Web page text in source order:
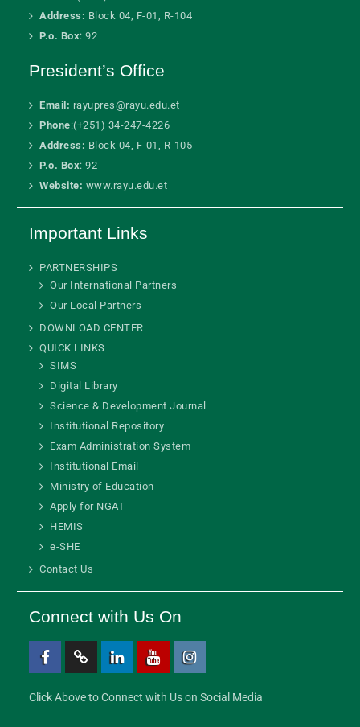
Address: Block 04, F-01, R-104
P.o. Box: 92
President’s Office
Email: rayupres@rayu.edu.et
Phone:(+251) 34-247-4226
Address: Block 04, F-01, R-105
P.o. Box: 92
Website: www.rayu.edu.et
Important Links
PARTNERSHIPS
Our International Partners
Our Local Partners
DOWNLOAD CENTER
QUICK LINKS
SIMS
Digital Library
Science & Development Journal
Institutional Repository
Exam Administration System
Institutional Email
Ministry of Education
Apply for NGAT
HEMIS
e-SHE
Contact Us
Connect with Us On
Click Above to Connect with Us on Social Media